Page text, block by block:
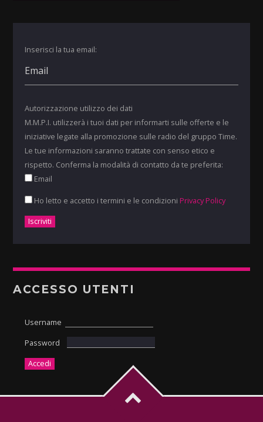
Inserisci la tua email:
Autorizzazione utilizzo dei dati
M.M.P.I. utilizzerà i tuoi dati per informarti sulle offerte e le
iniziative legate alla promozione sulle radio del gruppo Time.
Le tue informazioni saranno trattate con senso etico e
rispetto. Conferma la modalità di contatto da te preferita:
Email
Ho letto e accetto i termini e le condizioni Privacy Policy
ACCESSO UTENTI
Username
Password